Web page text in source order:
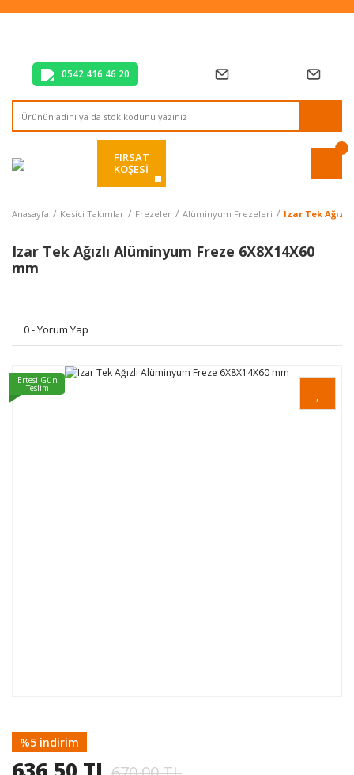
Tüm Alışverişlerde Vade Farksız 2 Taksit!
0542 416 46 20
FIRSAT
KÖŞESİ
Anasayfa Kesici Takımlar Frezeler Alüminyum Frezeleri Izar Tek
Izar Tek Ağızlı Alüminyum Freze 6X8X14X60
mm
0 - Yorum Yap
Ertesi Gün
Teslim
%5 indirim